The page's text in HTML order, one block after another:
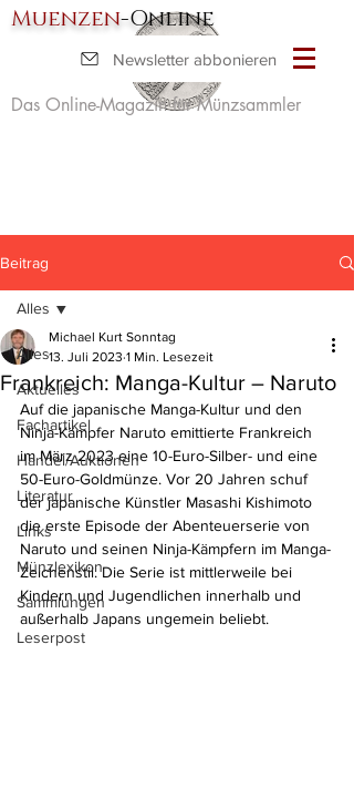
Muenzen-Online
Das Online-Magazin für Münzsammler
Newsletter abbonieren
Beitrag
Alles
Aktuelles
Fachartikel
Handel/Auktionen
Literatur
Links
Münzlexikon
Sammlungen
Leserpost
Alles
Frankreich: Manga-Kultur – Naruto
Michael Kurt Sonntag
13. Juli 2023 1 Min. Lesezeit
Auf die japanische Manga-Kultur und den
Ninja-Kämpfer Naruto emittierte Frankreich
im März 2023 eine 10-Euro-Silber- und eine
50-Euro-Goldmünze. Vor 20 Jahren schuf
der japanische Künstler Masashi Kishimoto
die erste Episode der Abenteuerserie von
Naruto und seinen Ninja-Kämpfern im Manga-
Zeichenstil. Die Serie ist mittlerweile bei
Kindern und Jugendlichen innerhalb und
außerhalb Japans ungemein beliebt.